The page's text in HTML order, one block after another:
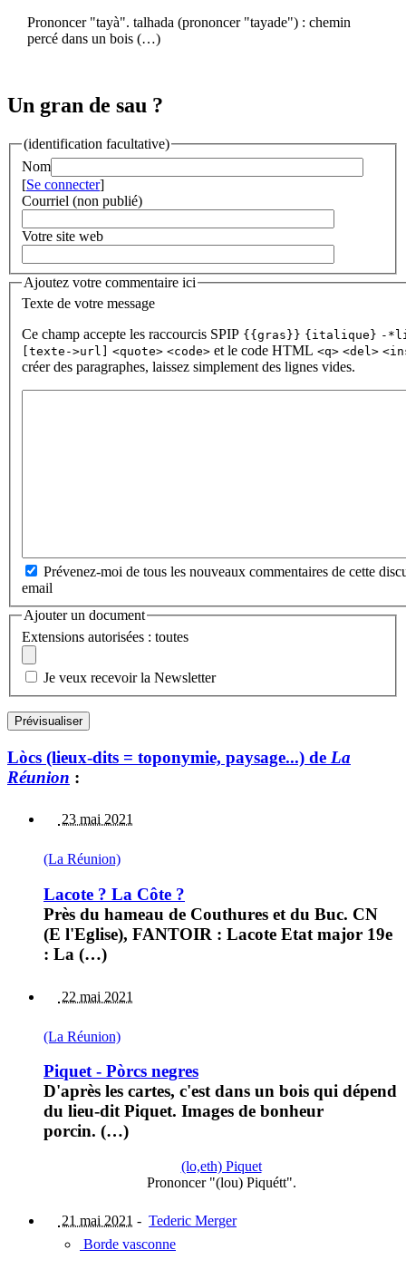
Prononcer "tayà". talhada (prononcer "tayade") : chemin
percé dans un bois (…)
Un gran de sau ?
(identification facultative)
Nom
[Se connecter]
Courriel (non publié)
Votre site web
Ajoutez votre commentaire ici
Texte de votre message
Ce champ accepte les raccourcis SPIP {{gras}} {italique} -
[texte->url]
<quote> <code> et le code HTML <q> <del>
créer des paragraphes, laissez simplement des lignes vides.
Prévenez-moi de tous les nouveaux commentaires de cette
email
Ajouter un document
Extensions autorisées : toutes
Je veux recevoir la Newsletter
Lòcs (lieux-dits = toponymie, paysage...) de La
Réunion :
23 mai 2021
(La Réunion)
Lacote ? La Côte ?
Près du hameau de Couthures et du Buc. CN
(E l'Eglise), FANTOIR : Lacote Etat major 19e
: La (…)
22 mai 2021
(La Réunion)
Piquet - Pòrcs negres
D'après les cartes, c'est dans un bois qui dépend
du lieu-dit Piquet. Images de bonheur
porcin. (…)
(lo,eth) Piquet
Prononcer "(lou) Piquétt".
21 mai 2021 - Tederic Merger
Borde vasconne